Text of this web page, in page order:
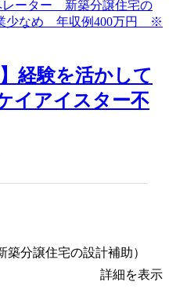
経験を活かして
イアイスター不
分譲住宅の設計補助）
詳細を表示